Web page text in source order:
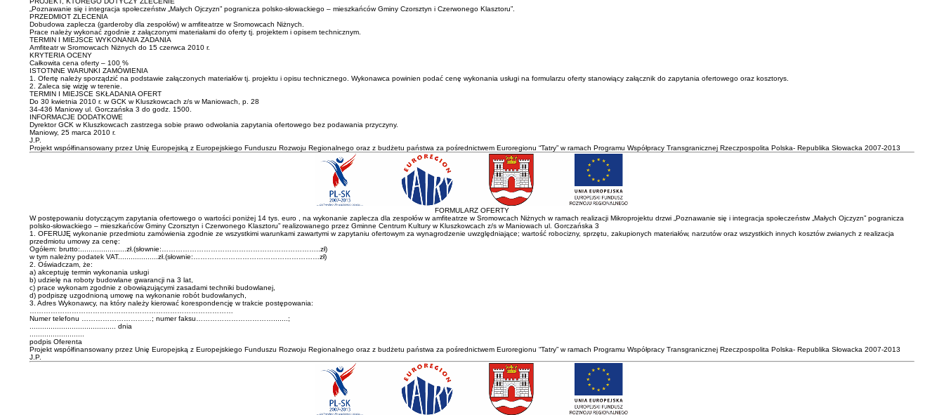
„Poznawanie się i integracja społeczeństw „Małych Ojczyzn” pogranicza polsko-słowackiego – mieszkańców Gminy Czorsztyn i Czerwonego Klasztoru”.
PRZEDMIOT ZLECENIA
Dobudowa zaplecza (garderoby dla zespołów) w amfiteatrze w Sromowcach Niżnych.
Prace należy wykonać zgodnie z załączonymi materiałami do oferty tj. projektem i opisem technicznym.
TERMIN I MIEJSCE WYKONANIA ZADANIA
Amfiteatr w Sromowcach Niżnych do 15 czerwca 2010 r.
KRYTERIA OCENY
Całkowita cena oferty – 100 %
ISTOTNNE WARUNKI ZAMÓWIENIA
1. Ofertę należy sporządzić na podstawie załączonych materiałów tj. projektu i opisu technicznego. Wykonawca powinien podać cenę wykonania usługi na formularzu oferty stanowiący załącznik do zapytania ofertowego oraz kosztorys.
2. Zaleca się wizję w terenie.
TERMIN I MIEJSCE SKŁADANIA OFERT
Do 30 kwietnia 2010 r. w GCK w Kluszkowcach z/s w Maniowach, p. 28
34-436 Maniowy ul. Gorczańska 3 do godz. 1500.
INFORMACJE DODATKOWE
Dyrektor GCK w Kluszkowcach zastrzega sobie prawo odwołania zapytania ofertowego bez podawania przyczyny.
Maniowy, 25 marca 2010 r.
J.P.
Projekt współfinansowany przez Unię Europejską z Europejskiego Funduszu Rozwoju Regionalnego oraz z budżetu państwa za pośrednictwem Euroregionu “Tatry” w ramach Programu Współpracy Transgranicznej Rzeczpospolita Polska- Republika Słowacka 2007-2013
FORMULARZ OFERTY
W postępowaniu dotyczącym zapytania ofertowego o wartości poniżej 14 tys. euro , na wykonanie zaplecza dla zespołów w amfiteatrze w Sromowcach Niżnych w ramach realizacji Mikroprojektu drzwi „Poznawanie się i integracja społeczeństw „Małych Ojczyzn” pogranicza
polsko-słowackiego – mieszkańców Gminy Czorsztyn i Czerwonego Klasztoru” realizowanego przez Gminne Centrum Kultury w Kluszkowcach z/s w Maniowach ul. Gorczańska 3
1. OFERUJĘ wykonanie przedmiotu zamówienia zgodnie ze wszystkimi warunkami zawartymi w zapytaniu ofertowym za wynagrodzenie uwzględniające; wartość robocizny, sprzętu, zakupionych materiałów, narzutów oraz wszystkich innych kosztów zwianych z realizacja
przedmiotu umowy za cenę:
Ogółem: brutto:......................zł.(słownie:…………………………………………………………..zł)
w tym należny podatek VAT...................zł.(słownie:………………………………………………zł)
2. Oświadczam, że:
a) akceptuję termin wykonania usługi
b) udzielę na roboty budowlane gwarancji na 3 lat,
c) prace wykonam zgodnie z obowiązującymi zasadami techniki budowlanej,
d) podpiszę uzgodnioną umowę na wykonanie robót budowlanych,
3. Adres Wykonawcy, na który należy kierować korespondencję w trakcie postępowania:
Numer telefonu …………………………; numer faksu…………………………….......;
......................................... dnia
podpis Oferenta
Projekt współfinansowany przez Unię Europejską z Europejskiego Funduszu Rozwoju Regionalnego oraz z budżetu państwa za pośrednictwem Euroregionu “Tatry” w ramach Programu Współpracy Transgranicznej Rzeczpospolita Polska- Republika Słowacka 2007-2013
J.P.